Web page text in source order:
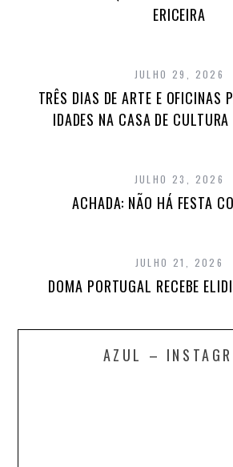
ERICEIRA
JULHO 29, 2026
TRÊS DIAS DE ARTE E OFICINAS
IDADES NA CASA DE
JULHO 23, 2026
ACHADA: NÃO HÁ FESTA
JULHO 21, 2026
DOMA PORTUGAL RECEBE
AZUL –